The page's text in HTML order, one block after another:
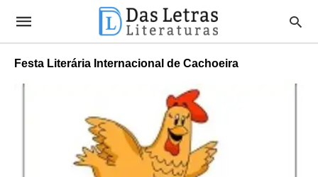
Festa Literária Internacional de Cachoeira